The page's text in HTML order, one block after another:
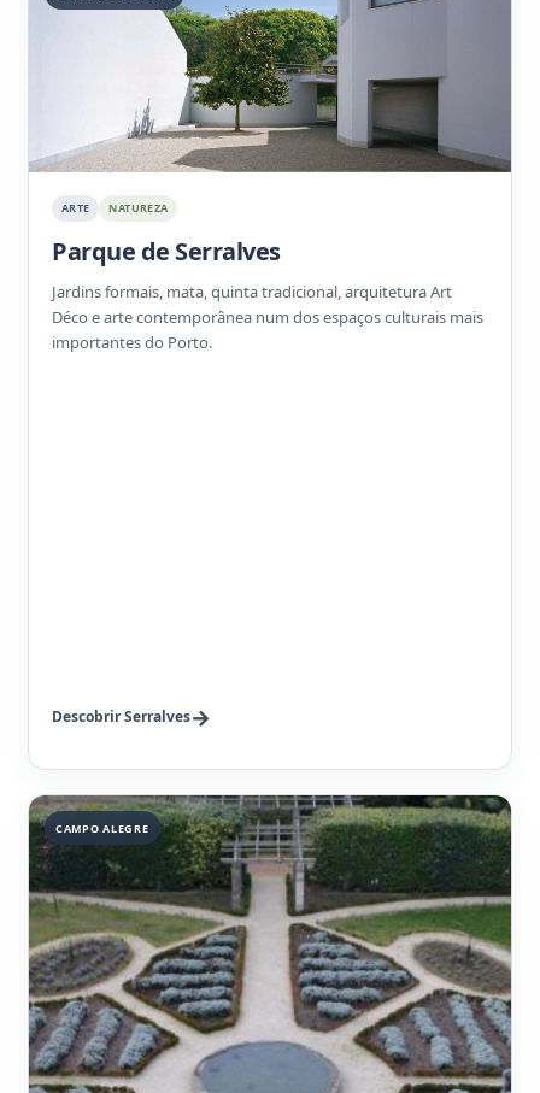
ARTE NATUREZA
Parque de Serralves
Jardins formais, mata, quinta tradicional, arquitetura Art
Déco e arte contemporânea num dos espaços culturais mais
importantes do Porto.
Descobrir Serralves
CAMPO ALEGRE